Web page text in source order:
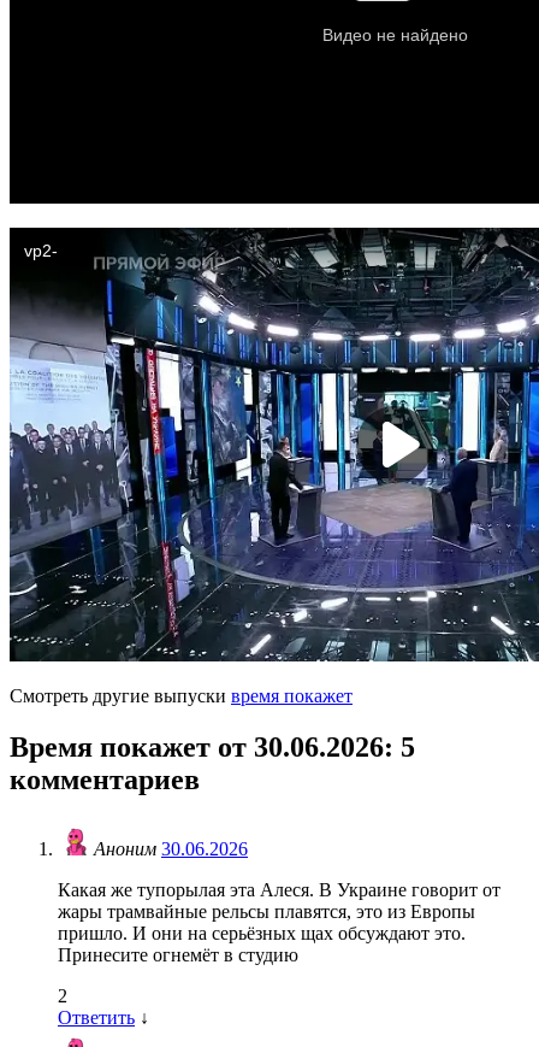
Смотреть другие выпуски время покажет
Время покажет от 30.06.2026: 5
комментариев
Аноним 30.06.2026
Какая же тупорылая эта Алеся. В Украине говорит от
жары трамвайные рельсы плавятся, это из Европы
пришло. И они на серьёзных щах обсуждают это.
Принесите огнемёт в студию
2
Ответить ↓